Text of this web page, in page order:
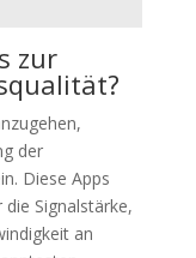
zur
der
Diese Apps
Signalstärke,
an